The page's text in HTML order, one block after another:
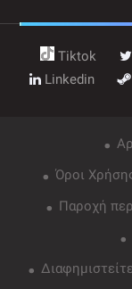
Tiktok
Linkedin
Όροι
Παροχή